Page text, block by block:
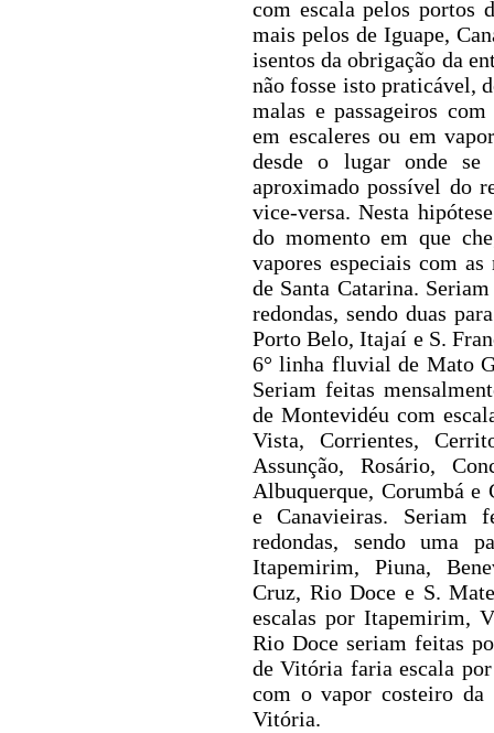
com escala pelos portos
mais pelos de Iguape,
isentos da obrigação da
não fosse isto praticável,
malas e passageiros
em escaleres ou em
desde o lugar onde
aproximado possível do
vice-versa. Nesta
do momento em que
vapores especiais com
de Santa Catarina.
redondas, sendo duas
Porto Belo, Itajaí e S.
6° linha fluvial de Mato
Seriam feitas
de Montevidéu com
Vista, Corrientes,
Assunção, Rosário,
Albuquerque, Corumbá
e Canavieiras. Seriam
redondas, sendo uma
Itapemirim, Piuna,
Cruz, Rio Doce e S.
escalas por Itapemirim,
Rio Doce seriam feitas
de Vitória faria escala
com o vapor costeiro
Vitória.